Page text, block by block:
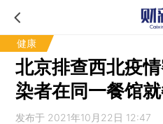
健康
北京排查西北疫
染者在同一餐馆
发布于 2021年10月22日 12:47